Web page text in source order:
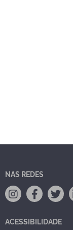
NAS REDES
ACESSIBILIDADE